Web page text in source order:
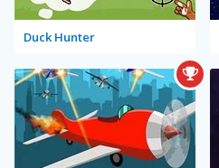
Duck Hunter